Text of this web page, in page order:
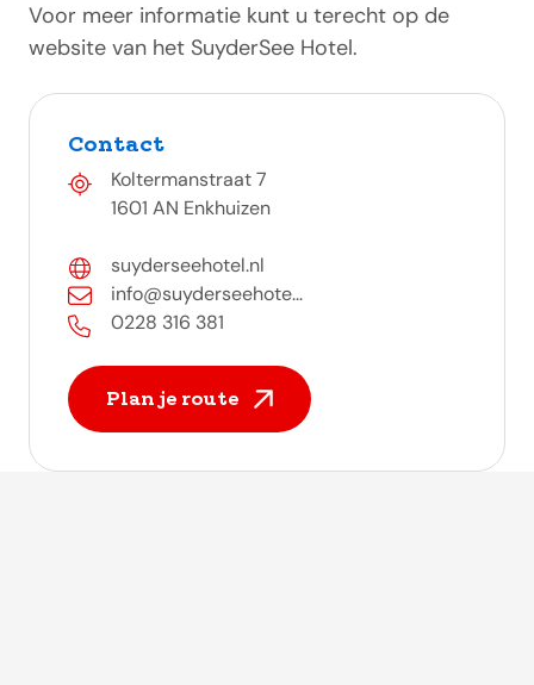
Voor meer informatie kunt u terecht op de
website van het SuyderSee Hotel.
Contact
Koltermanstraat 7
1601 AN Enkhuizen
suyderseehotel.nl
info@suyderseehote...
0228 316 381
Plan je route